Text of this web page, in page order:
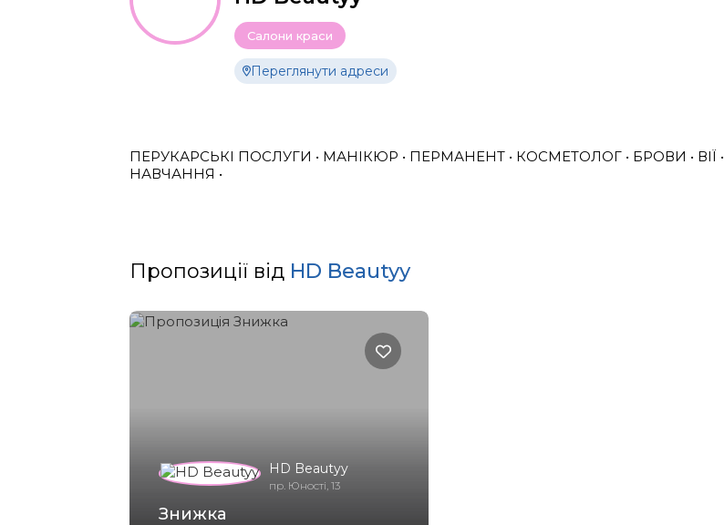
Салони краси
Переглянути адреси
ПЕРУКАРСЬКІ ПОСЛУГИ • МАНІКЮР • ПЕРМАНЕНТ • КОСМЕТОЛОГ • БРОВИ • ВІЇ •
НАВЧАННЯ •
Пропозиції від HD Beautyy
HD Beautyy
пр. Юності, 13
Знижка